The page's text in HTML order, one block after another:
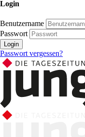
Login
Benutzername
Passwort
Login
Passwort vergessen?